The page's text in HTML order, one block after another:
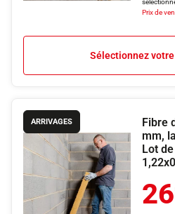
Prix de
Sélectionnez
ARRIVAGES
Fibre
mm,
Lot
26